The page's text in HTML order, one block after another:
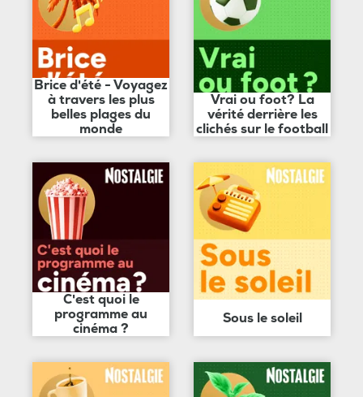
Brice d'été - Voyagez
à travers les plus
belles plages du
monde
Vrai ou foot? La
vérité derrière les
clichés sur le football
C'est quoi le
programme au
cinéma ?
Sous le soleil